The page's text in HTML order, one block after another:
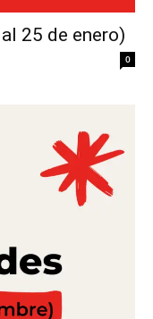
25 de enero)
0